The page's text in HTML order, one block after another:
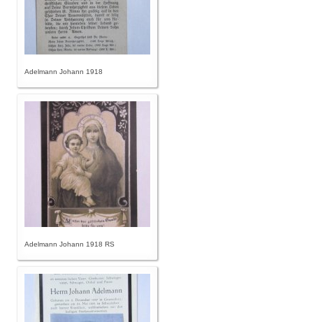
Adelmann Johann 1918
Adelmann Johann 1918 RS